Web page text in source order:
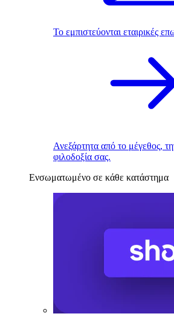
Το εμπιστεύονται εταιρικές
Ανεξάρτητα από το μέγεθος,
φιλοδοξία σας.
Ενσωματωμένο σε κάθε κατάστημα